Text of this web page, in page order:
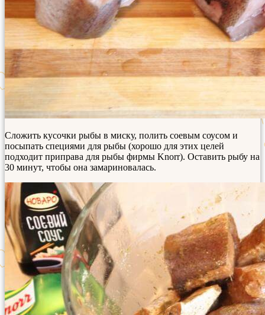
Сложить кусочки рыбы в миску, полить соевым соусом и
посыпать специями для рыбы (хорошо для этих целей
подходит приправа для рыбы фирмы Knorr). Оставить рыбу на
30 минут, чтобы она замариновалась.